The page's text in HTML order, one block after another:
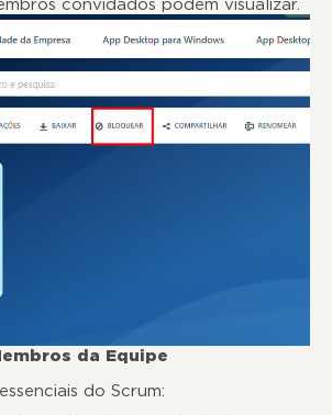
convidados podem visualizar.
da Equipe
do Scrum: